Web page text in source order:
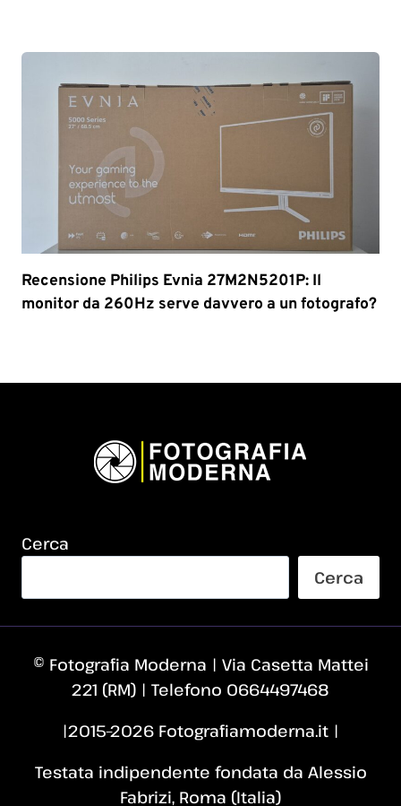
Recensione Philips Evnia 27M2N5201P: Il
monitor da 260Hz serve davvero a un fotografo?
Cerca
Cerca
© Fotografia Moderna | Via Casetta Mattei
221 (RM) | Telefono 0664497468
|2015–2026 Fotografiamoderna.it |
Testata indipendente fondata da Alessio
Fabrizi, Roma (Italia)